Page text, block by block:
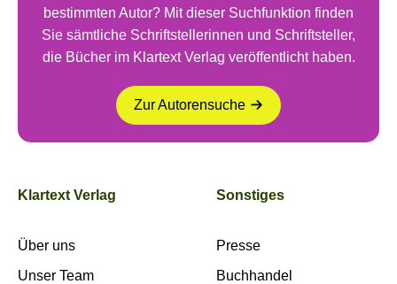
bestimmten Autor? Mit dieser Suchfunktion finden
Sie sämtliche Schriftstellerinnen und Schriftsteller,
die Bücher im Klartext Verlag veröffentlicht haben.
Zur Autorensuche
Klartext Verlag
Über uns
Unser Team
Sonstiges
Presse
Buchhandel